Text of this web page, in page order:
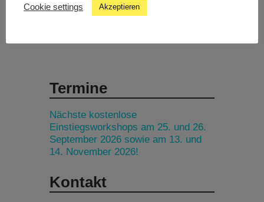
Termine
Nächste kostenlose
Einstiegsworkshops am 25. und 26.
September 2026 sowie am 13. und
14. November 2026!
Kontakt
Cookie settings Akzeptieren